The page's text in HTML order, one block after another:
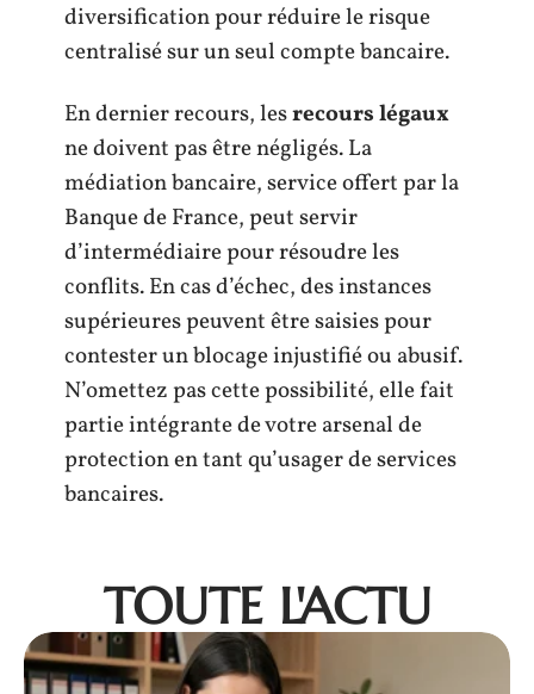
diversification pour réduire le risque
centralisé sur un seul compte bancaire.
En dernier recours, lesrecours légaux
ne doivent pas être négligés. La
médiation bancaire, service offert par la
Banque de France, peut servir
d’intermédiaire pour résoudre les
conflits. En cas d’échec, des instances
supérieures peuvent être saisies pour
contester un blocage injustifié ou abusif.
N’omettez pas cette possibilité, elle fait
partie intégrante de votre arsenal de
protection en tant qu’usager de services
bancaires.
TOUTE L'ACTU